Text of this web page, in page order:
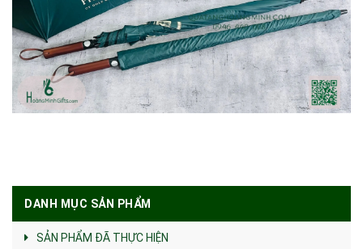
DANH MỤC SẢN PHẨM
SẢN PHẨM ĐÃ THỰC HIỆN